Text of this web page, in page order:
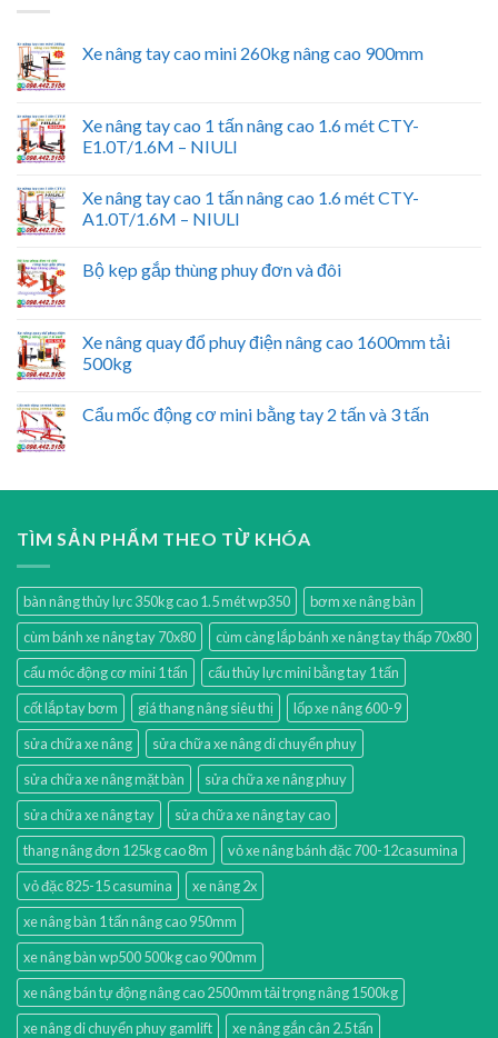
Xe nâng tay cao mini 260kg nâng cao 900mm
Xe nâng tay cao 1 tấn nâng cao 1.6 mét CTY-
E1.0T/1.6M – NIULI
Xe nâng tay cao 1 tấn nâng cao 1.6 mét CTY-
A1.0T/1.6M – NIULI
Bộ kẹp gắp thùng phuy đơn và đôi
Xe nâng quay đổ phuy điện nâng cao 1600mm tải
500kg
Cẩu mốc động cơ mini bằng tay 2 tấn và 3 tấn
TÌM SẢN PHẨM THEO TỪ KHÓA
bàn nâng thủy lực 350kg cao 1.5 mét wp350
bơm xe nâng bàn
cùm bánh xe nâng tay 70x80
cùm càng lắp bánh xe nâng tay thấp 70x80
cẩu móc động cơ mini 1 tấn
cẩu thủy lực mini bằng tay 1 tấn
cốt lắp tay bơm
giá thang nâng siêu thị
lốp xe nâng 600-9
sửa chữa xe nâng
sửa chữa xe nâng di chuyển phuy
sửa chữa xe nâng mặt bàn
sửa chữa xe nâng phuy
sửa chữa xe nâng tay
sửa chữa xe nâng tay cao
thang nâng đơn 125kg cao 8m
vỏ xe nâng bánh đặc 700-12casumina
vỏ đặc 825-15 casumina
xe nâng 2x
xe nâng bàn 1 tấn nâng cao 950mm
xe nâng bàn wp500 500kg cao 900mm
xe nâng bán tự động nâng cao 2500mm tải trọng nâng 1500kg
xe nâng di chuyển phuy gamlift
xe nâng gắn cân 2.5 tấn